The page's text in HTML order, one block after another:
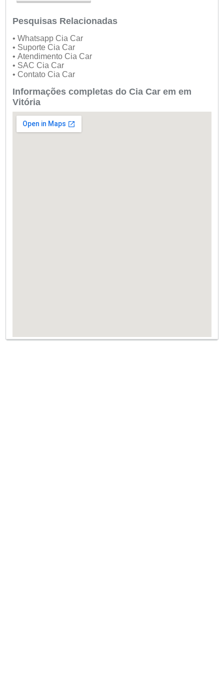
Sáb:
Fechado
Dom:
Fechado
Pesquisas Relacionadas
• Whatsapp Cia Car
• Suporte Cia Car
• Atendimento Cia Car
• SAC Cia Car
• Contato Cia Car
Informações completas do Cia Car em em
Vitória